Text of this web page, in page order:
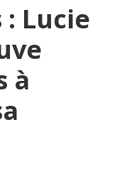
Lucie
à